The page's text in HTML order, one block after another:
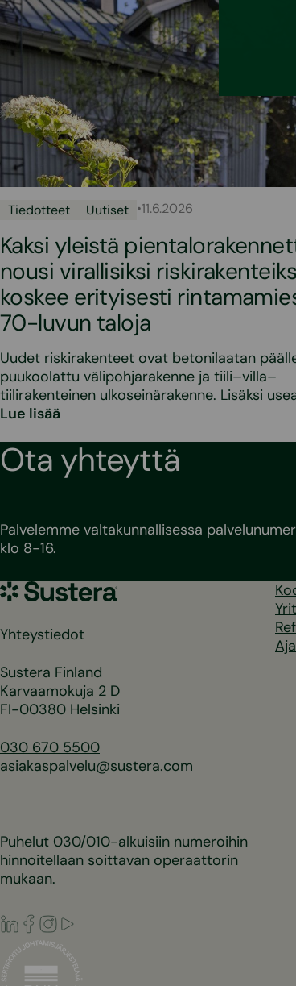
Tiedotteet Uutiset •11.6.2026
Kaksi yleistä
nousi virallisiksi
koskee erityisesti
70-luvun taloja
Uudet riskirakenteet ovat betonilaatan
puukoolattu välipohjarakenne ja tiili–villa–
tiilirakenteinen ulkoseinärakenne. Lisäksi
Lue lisää
Ota yhteyttä
Palvelemme valtakunnallisessa
klo 8-16.
Sustera
Yhteystiedot
Sustera Finland
Karvaamokuja 2 D
FI-00380 Helsinki
030 670 5500
asiakaspalvelu@sustera.com
Puhelut 030/010-alkuisiin numeroihin
hinnoitellaan soittavan operaattorin
mukaan.
LinkedIn
Facebook
Instagram